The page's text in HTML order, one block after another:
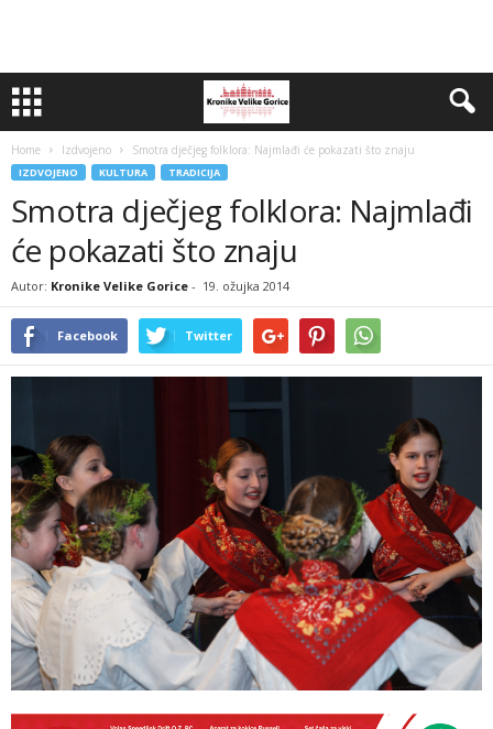
Home Izdvojeno Smotra dječjeg folklora: Najmlađi će pokazati što znaju
IZDVOJENO KULTURA TRADICIJA
Smotra dječjeg folklora: Najmlađi
će pokazati što znaju
Autor: Kronike Velike Gorice - 19. ožujka 2014
Facebook Twitter